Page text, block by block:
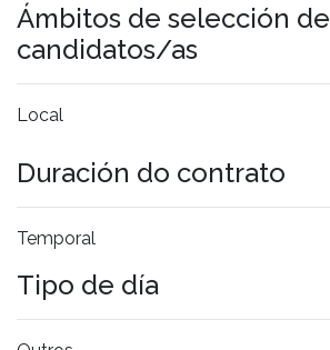
Ámbitos de selección de
candidatos/as
Local
Duración do contrato
Temporal
Tipo de día